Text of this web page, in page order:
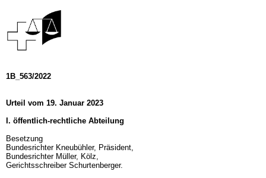
1B_563/2022
Urteil vom 19. Januar 2023
I. öffentlich-rechtliche Abteilung
Besetzung
Bundesrichter Kneubühler, Präsident,
Bundesrichter Müller, Kölz,
Gerichtsschreiber Schurtenberger.